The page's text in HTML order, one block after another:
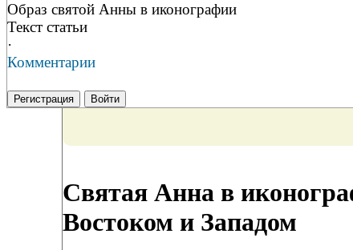
Образ святой Анны в иконографии
Текст статьи
·
Комментарии
Регистрация Войти
Святая Анна в
Востоком и Западом